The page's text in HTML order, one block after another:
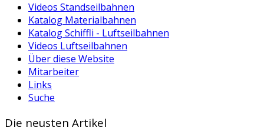
Videos Standseilbahnen
Katalog Materialbahnen
Katalog Schiffli - Luftseilbahnen
Videos Luftseilbahnen
Über diese Website
Mitarbeiter
Links
Suche
Die neusten Artikel